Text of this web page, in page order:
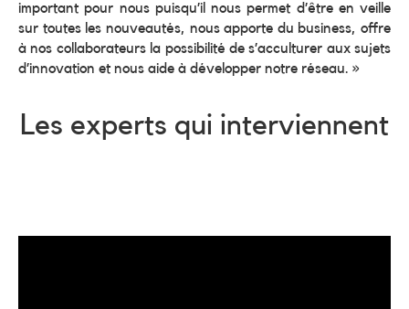
important pour nous puisqu’il nous permet d’être en veille
sur toutes les nouveautés, nous apporte du business, offre
à nos collaborateurs la possibilité de s’acculturer aux sujets
d’innovation et nous aide à développer notre réseau. »
Les experts qui interviennent